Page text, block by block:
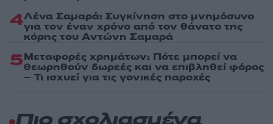
4Λένα Σαμαρά: Συγκίνηση στο μνημόσυνο
για τον έναν χρόνο από τον θάνατο της
κόρης του Αντώνη Σαμαρά
5Μεταφορές χρημάτων: Πότε μπορεί να
θεωρηθούν δωρεές και να επιβληθεί φόρος
– Τι ισχυεί για τις γονικές παροχές